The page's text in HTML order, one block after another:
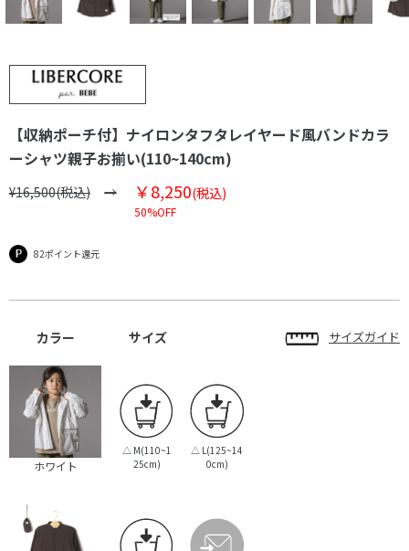
【収納ポーチ付】ナイロンタフタレイヤード風バンドカラ
ーシャツ親子お揃い(110~140cm)
¥16,500(税込) ￥8,250(税込)
50%OFF
82ポイント還元
カラー サイズ サイズガイド
ホワイト
△ M(110~1
25cm)
△ L(125~14
0cm)